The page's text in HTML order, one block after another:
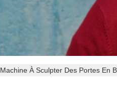
Machine À Sculpter Des Portes En